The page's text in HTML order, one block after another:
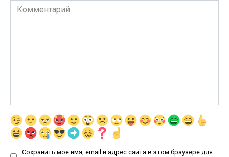
Комментарий
Сохранить моё имя, email и адрес сайта в этом браузере для